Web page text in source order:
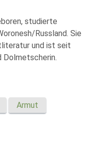
studierte
Russland. Sie
und ist seit
Dolmetscherin.
Armut